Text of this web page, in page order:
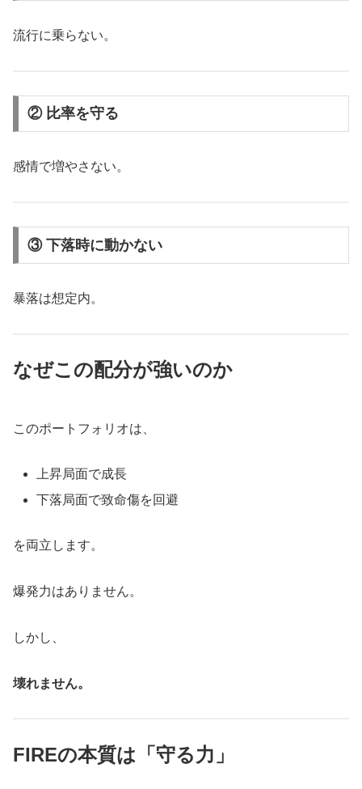
流行に乗らない。
② 比率を守る
感情で増やさない。
③ 下落時に動かない
暴落は想定内。
なぜこの配分が強いのか
このポートフォリオは、
上昇局面で成長
下落局面で致命傷を回避
を両立します。
爆発力はありません。
しかし、
壊れません。
FIREの本質は「守る力」